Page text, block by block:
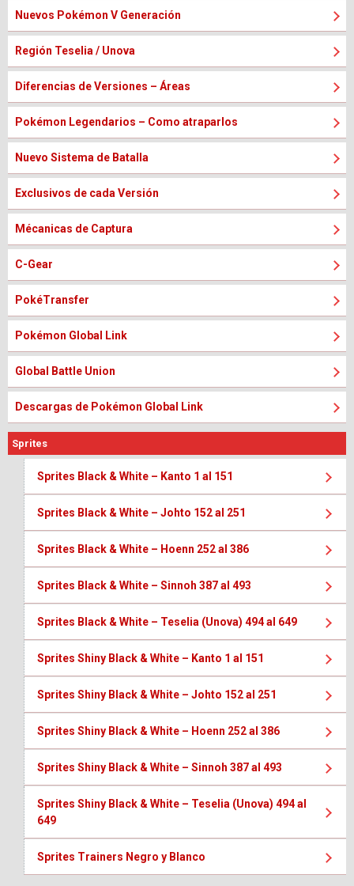
Nuevos Pokémon V Generación
Región Teselia / Unova
Diferencias de Versiones – Áreas
Pokémon Legendarios – Como atraparlos
Nuevo Sistema de Batalla
Exclusivos de cada Versión
Mécanicas de Captura
C-Gear
PokéTransfer
Pokémon Global Link
Global Battle Union
Descargas de Pokémon Global Link
Sprites
Sprites Black & White – Kanto 1 al 151
Sprites Black & White – Johto 152 al 251
Sprites Black & White – Hoenn 252 al 386
Sprites Black & White – Sinnoh 387 al 493
Sprites Black & White – Teselia (Unova) 494 al 649
Sprites Shiny Black & White – Kanto 1 al 151
Sprites Shiny Black & White – Johto 152 al 251
Sprites Shiny Black & White – Hoenn 252 al 386
Sprites Shiny Black & White – Sinnoh 387 al 493
Sprites Shiny Black & White – Teselia (Unova) 494 al
649
Sprites Trainers Negro y Blanco